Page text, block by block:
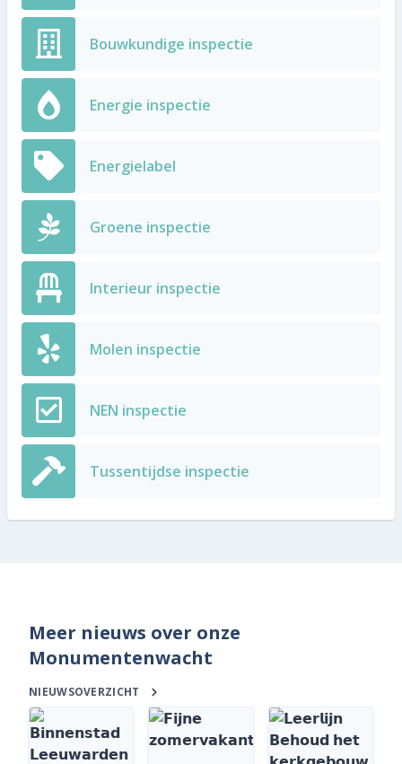
Bouwkundige inspectie
Energie inspectie
Energielabel
Groene inspectie
Interieur inspectie
Molen inspectie
NEN inspectie
Tussentijdse inspectie
Meer nieuws over onze
Monumentenwacht
NIEUWSOVERZICHT